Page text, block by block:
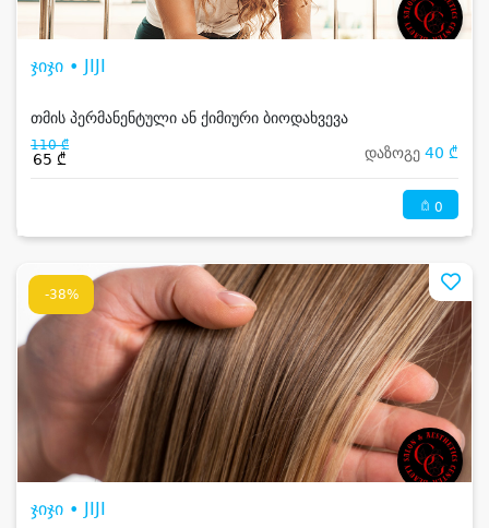
ჯიჯი • JIJI
თმის პერმანენტული ან ქიმიური ბიოდახვევა
110 ₾
65 ₾ დაზოგე 40 ₾
0
-38%
ჯიჯი • JIJI